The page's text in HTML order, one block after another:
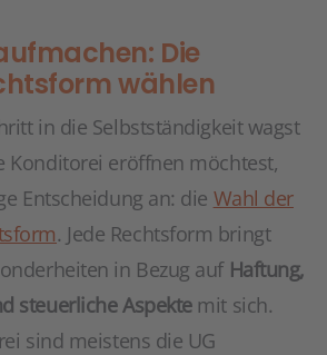
Die
wählen
in die Selbstständigkeit wagst
Konditorei eröffnen möchtest,
Entscheidung an: die Wahl der
. Jede Rechtsform bringt
in Bezug auf Haftung,
steuerliche Aspektemit sich.
sind meistens die UG